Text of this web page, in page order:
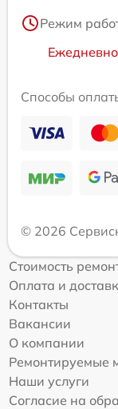
Режим
Способы
© 2026
Стоимость
Оплата и
Контакты
Вакансии
О компании
Ремонтируемые
Наши услуги
Согласие на